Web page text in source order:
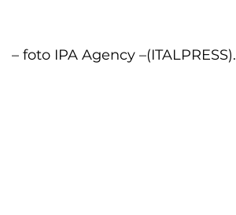
– foto IPA Agency –(ITALPRESS).